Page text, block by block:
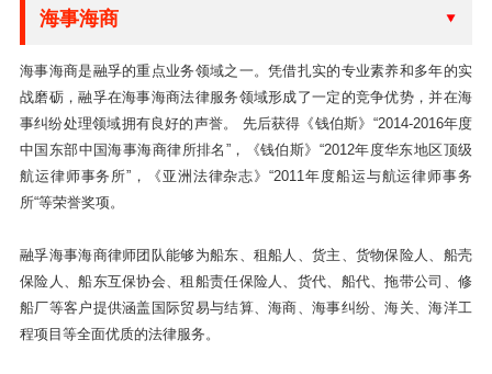
海事海商
海事海商是融孚的重点业务领域之一。凭借扎实的专业素养和多年的实
战磨砺，融孚在海事海商法律服务领域形成了一定的竞争优势，并在海
事纠纷处理领域拥有良好的声誉。 先后获得《钱伯斯》“2014-2016年度
中国东部中国海事海商律所排名”，《钱伯斯》“2012年度华东地区顶级
航运律师事务所”，《亚洲法律杂志》“2011年度船运与航运律师事务
所“等荣誉奖项。
融孚海事海商律师团队能够为船东、租船人、货主、货物保险人、船壳
保险人、船东互保协会、租船责任保险人、货代、船代、拖带公司、修
船厂等客户提供涵盖国际贸易与结算、海商、海事纠纷、海关、海洋工
程项目等全面优质的法律服务。